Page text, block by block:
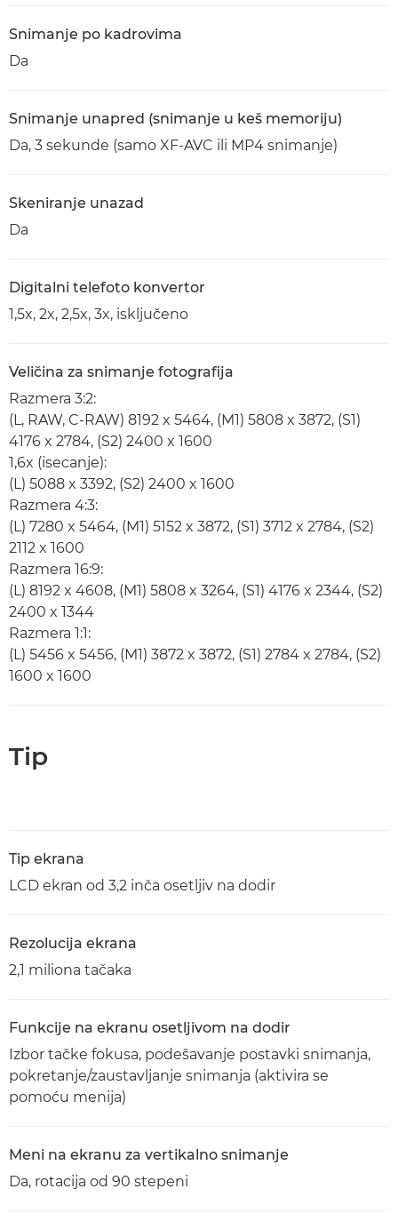
Snimanje po kadrovima
Da
Snimanje unapred (snimanje u keš memoriju)
Da, 3 sekunde (samo XF-AVC ili MP4 snimanje)
Skeniranje unazad
Da
Digitalni telefoto konvertor
1,5x, 2x, 2,5x, 3x, isključeno
Veličina za snimanje fotografija
Razmera 3:2:
(L, RAW, C-RAW) 8192 x 5464, (M1) 5808 x 3872, (S1)
4176 x 2784, (S2) 2400 x 1600
1,6x (isecanje):
(L) 5088 x 3392, (S2) 2400 x 1600
Razmera 4:3:
(L) 7280 x 5464, (M1) 5152 x 3872, (S1) 3712 x 2784, (S2)
2112 x 1600
Razmera 16:9:
(L) 8192 x 4608, (M1) 5808 x 3264, (S1) 4176 x 2344, (S2)
2400 x 1344
Razmera 1:1:
(L) 5456 x 5456, (M1) 3872 x 3872, (S1) 2784 x 2784, (S2)
1600 x 1600
Tip
Tip ekrana
LCD ekran od 3,2 inča osetljiv na dodir
Rezolucija ekrana
2,1 miliona tačaka
Funkcije na ekranu osetljivom na dodir
Izbor tačke fokusa, podešavanje postavki snimanja,
pokretanje/zaustavljanje snimanja (aktivira se
pomoću menija)
Meni na ekranu za vertikalno snimanje
Da, rotacija od 90 stepeni